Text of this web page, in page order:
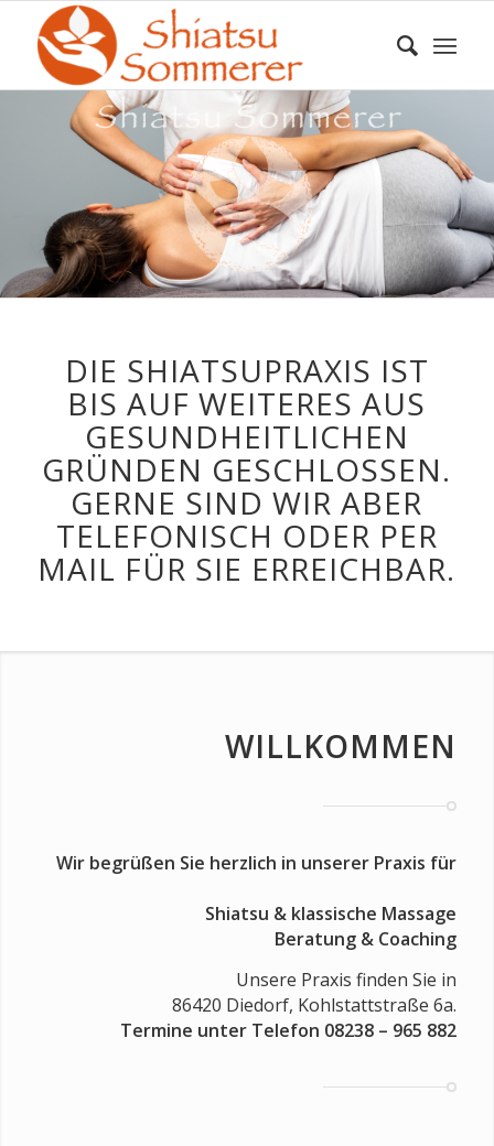
DIE SHIATSUPRAXIS IST
BIS AUF WEITERES AUS
GESUNDHEITLICHEN
GRÜNDEN GESCHLOSSEN.
GERNE SIND WIR ABER
TELEFONISCH ODER PER
MAIL FÜR SIE ERREICHBAR.
WILLKOMMEN
Wir begrüßen Sie herzlich in unserer Praxis für
Shiatsu & klassische Massage
Beratung & Coaching
Unsere Praxis finden Sie in
86420 Diedorf, Kohlstattstraße 6a.
Termine unter Telefon 08238 – 965 882